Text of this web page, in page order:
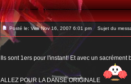
Posté le: Ven Nov 16, 2007 6:01 pm Sujet du
Ils sont 1ers pour l'instant! Et avec un sacrément
ALLEZ POUR LA DANSE ORIGINALE